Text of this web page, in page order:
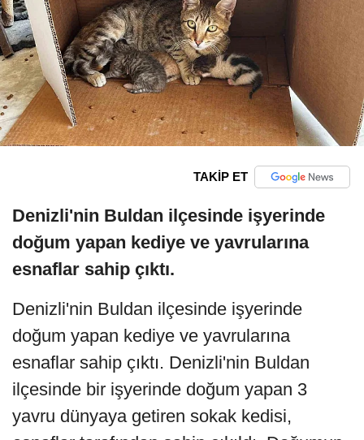
TAKİP ET
Denizli'nin Buldan ilçesinde işyerinde
doğum yapan kediye ve yavrularına
esnaflar sahip çıktı.
Denizli'nin Buldan ilçesinde işyerinde
doğum yapan kediye ve yavrularına
esnaflar sahip çıktı. Denizli'nin Buldan
ilçesinde bir işyerinde doğum yapan 3
yavru dünyaya getiren sokak kedisi,